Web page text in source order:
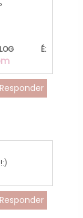
É:
Responder
Responder